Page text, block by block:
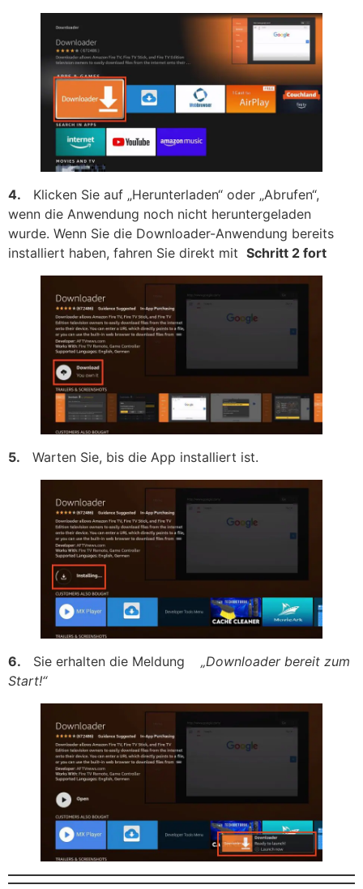
4. Klicken Sie auf „Herunterladen“ oder „Abrufen“,
wenn die Anwendung noch nicht heruntergeladen
wurde. Wenn Sie die Downloader-Anwendung bereits
installiert haben, fahren Sie direkt mit Schritt 2 fort
5. Warten Sie, bis die App installiert ist.
6. Sie erhalten die Meldung „Downloader bereit zum
Start!“